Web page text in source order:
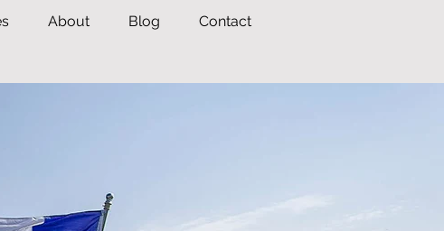
About Blog Contact